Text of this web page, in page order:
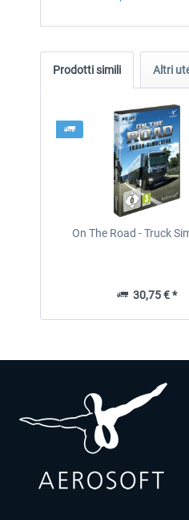
Prodotti simili Altri
On The Road - Truck
30,75 € *